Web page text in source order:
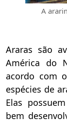
A
Araras são
América do
acordo com
espécies de
Elas
bem